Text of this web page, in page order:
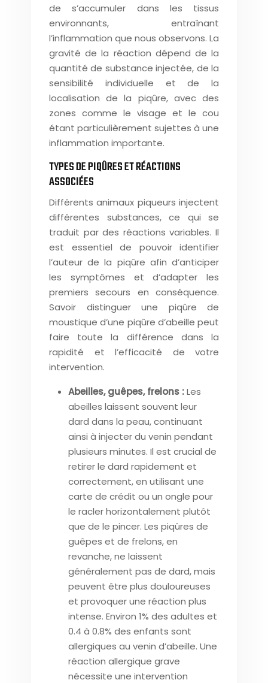
de s’accumuler dans les tissus
environnants, entraînant
l’inflammation que nous observons. La
gravité de la réaction dépend de la
quantité de substance injectée, de la
sensibilité individuelle et de la
localisation de la piqûre, avec des
zones comme le visage et le cou
étant particulièrement sujettes à une
inflammation importante.
TYPES DE PIQÛRES ET RÉACTIONS
ASSOCIÉES
Différents animaux piqueurs injectent
différentes substances, ce qui se
traduit par des réactions variables. Il
est essentiel de pouvoir identifier
l’auteur de la piqûre afin d’anticiper
les symptômes et d’adapter les
premiers secours en conséquence.
Savoir distinguer une piqûre de
moustique d’une piqûre d’abeille peut
faire toute la différence dans la
rapidité et l’efficacité de votre
intervention.
Abeilles, guêpes, frelons :Les
abeilles laissent souvent leur
dard dans la peau, continuant
ainsi à injecter du venin pendant
plusieurs minutes. Il est crucial de
retirer le dard rapidement et
correctement, en utilisant une
carte de crédit ou un ongle pour
le racler horizontalement plutôt
que de le pincer. Les piqûres de
guêpes et de frelons, en
revanche, ne laissent
généralement pas de dard, mais
peuvent être plus douloureuses
et provoquer une réaction plus
intense. Environ 1% des adultes et
0.4 à 0.8% des enfants sont
allergiques au venin d’abeille. Une
réaction allergique grave
nécessite une intervention